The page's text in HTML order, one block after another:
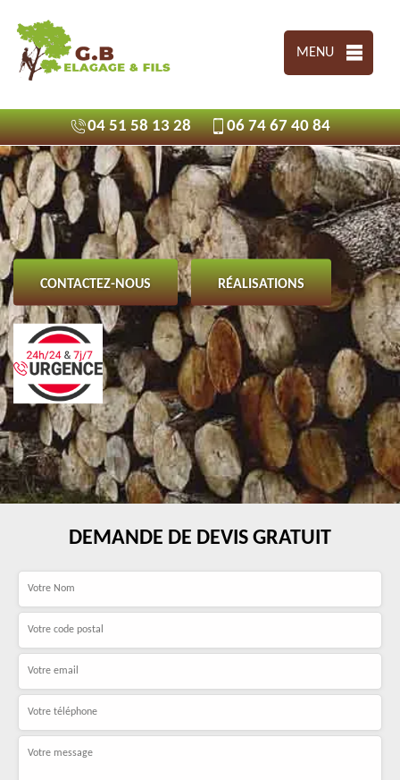
MENU
04 51 58 13 28 06 74 67 40 84
CONTACTEZ-NOUS RÉALISATIONS
DEMANDE DE DEVIS GRATUIT